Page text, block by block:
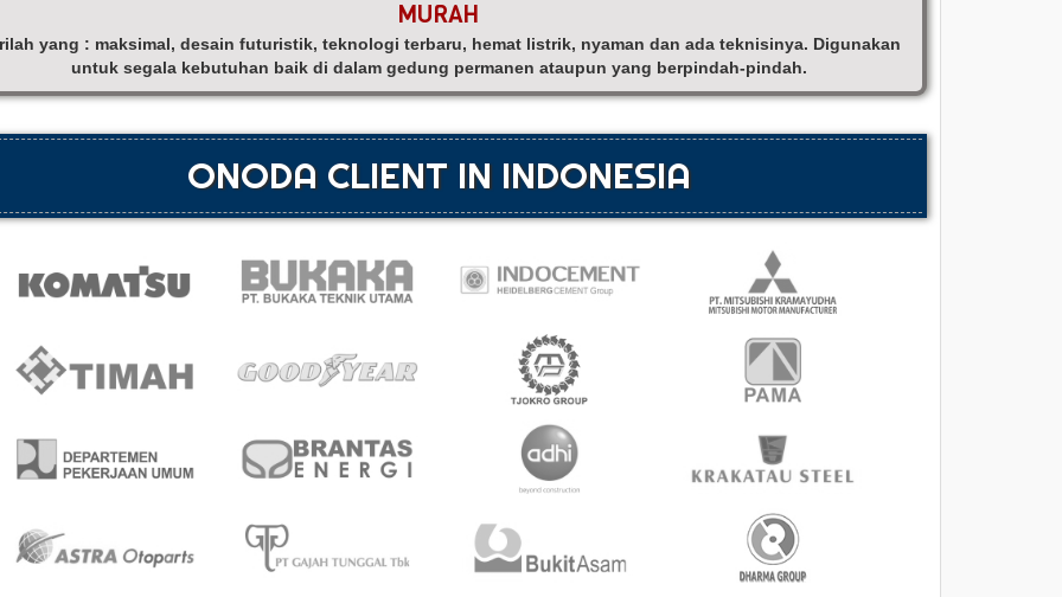
MURAH
yang : maksimal, desain futuristik, teknologi terbaru, hemat listrik, nyaman dan ada teknisinya. Digunakan
untuk segala kebutuhan baik di dalam gedung permanen ataupun yang berpindah-pindah.
ONODA CLIENT IN INDONESIA